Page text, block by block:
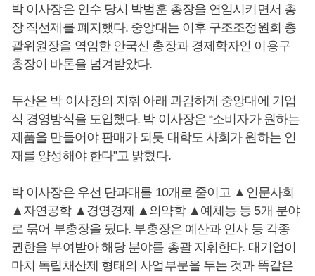
박 이사장은 인수 당시 박범훈 총장을 연임시키면서 총
장 직선제를 폐지했다. 중앙대는 이후 구조조정원회 총
괄위원장을 역임한 안국신 총장과 경제학자인 이용구
총장이 바톤을 넘겨받았다.
두산은 박 이사장의 지휘 아래 과감하게 중앙대에 기업
식 경영방식을 도입했다. 박 이사장은 “소비자가 원하는
제품을 만들어야 판매가 되듯 대학도 사회가 원하는 인
재를 양성해야 한다”고 밝혔다.
박 이사장은 우선 단과대를 10개로 줄이고 ▲인문사회
▲자연공학 ▲경영경제 ▲의약학 ▲예체능 등 5개 분야
로 묶어 부총장을 뒀다. 부총장은 예산과 인사 등 각종
권한을 부여받아 해당 분야를 총괄 지휘한다. 대기업이
마치 독립채산제 형태의 사업부문을 두는 것과 똑같은